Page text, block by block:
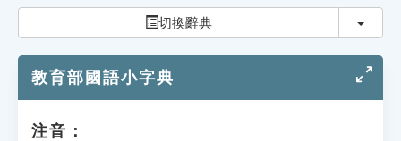
切換辭典 切換
教育部國語小字典
注音：